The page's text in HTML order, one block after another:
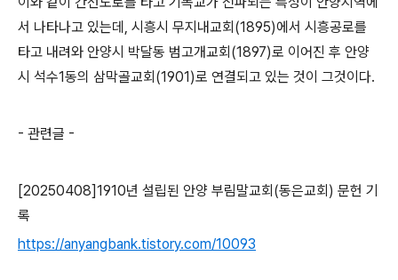
서 나타나고 있는데 , 시흥시 무지내교회 (1895)에서 시흥공로를
타고 내려와 안양시 박달동 범고개교회 (1897)로 이어진 후 안양
시 석수1동의 삼막골교회 (1901)로 연결되고 있는 것이 그것이다.
- 관련글 -
[20250408]1910년 설립된 안양 부림말교회 (동은교회 ) 문헌 기
록
https://anyangbank.tistory.com/10093